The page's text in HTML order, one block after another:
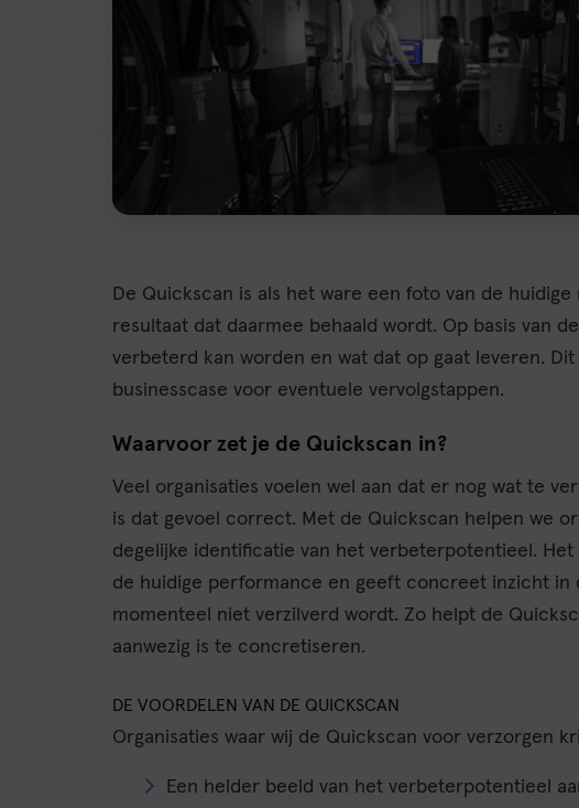
De Quickscan is als het ware een foto van de
resultaat dat daarmee behaald wordt. Op basis van
verbeterd kan worden en wat dat op gaat leveren.
businesscase voor eventuele vervolgstappen.
Waarvoor zet je de Quickscan in?
Veel organisaties voelen wel aan dat er nog wat te
is dat gevoel correct. Met de Quickscan helpen we
degelijke identificatie van het verbeterpotentieel.
de huidige performance en geeft concreet inzicht in
momenteel niet verzilverd wordt. Zo helpt de
aanwezig is te concretiseren.
DE VOORDELEN VAN DE QUICKSCAN
Organisaties waar wij de Quickscan voor verzorgen
Een helder beeld van het verbeterpotentieel